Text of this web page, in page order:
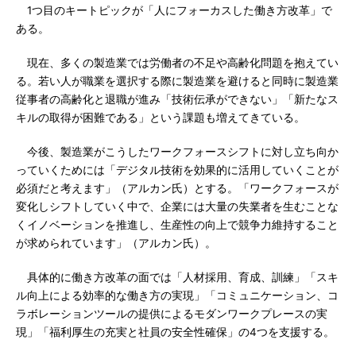
1つ目のキートピックが「人にフォーカスした働き方改革」で
ある。
現在、多くの製造業では労働者の不足や高齢化問題を抱えてい
る。若い人が職業を選択する際に製造業を避けると同時に製造業
従事者の高齢化と退職が進み「技術伝承ができない」「新たなス
キルの取得が困難である」という課題も増えてきている。
今後、製造業がこうしたワークフォースシフトに対し立ち向か
っていくためには「デジタル技術を効果的に活用していくことが
必須だと考えます」（アルカン氏）とする。「ワークフォースが
変化しシフトしていく中で、企業には大量の失業者を生むことな
くイノベーションを推進し、生産性の向上で競争力維持すること
が求められています」（アルカン氏）。
具体的に働き方改革の面では「人材採用、育成、訓練」「スキ
ル向上による効率的な働き方の実現」「コミュニケーション、コ
ラボレーションツールの提供によるモダンワークプレースの実
現」「福利厚生の充実と社員の安全性確保」の4つを支援する。